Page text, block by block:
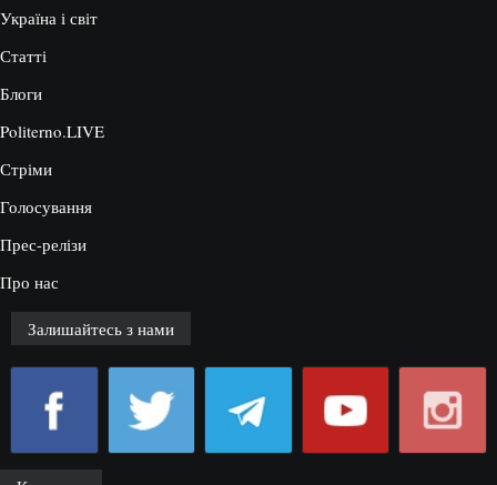
Україна і світ
Статті
Блоги
Politerno.LIVE
Стріми
Голосування
Прес-релізи
Про нас
Залишайтесь з нами